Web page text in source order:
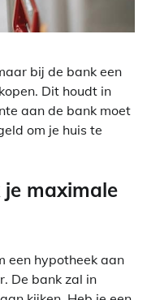
bij de bank een
Dit houdt in
aan de bank moet
om je huis te
maximale
een hypotheek aan
De bank zal in